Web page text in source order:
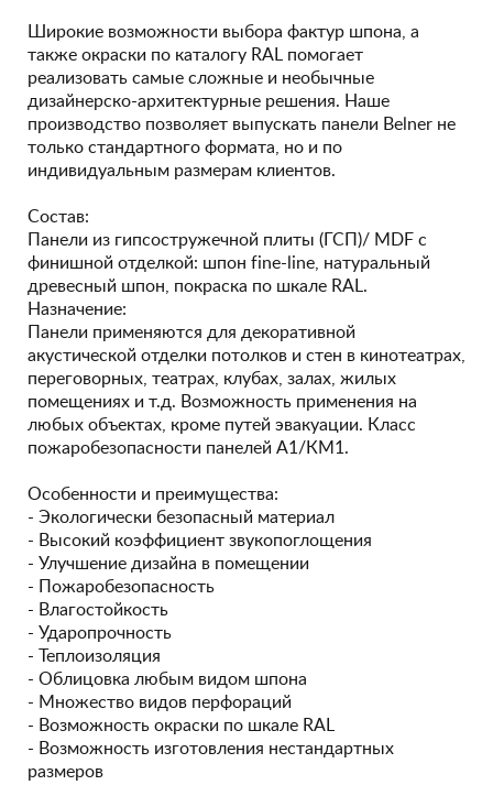
Широкие возможности выбора фактур шпона, а
также окраски по каталогу RAL помогает
реализовать самые сложные и необычные
дизайнерско-архитектурные решения. Наше
производство позволяет выпускать панели Belner не
только стандартного формата, но и по
индивидуальным размерам клиентов.
Состав:
Панели из гипсостружечной плиты (ГСП)/ MDF с
финишной отделкой: шпон fine-line, натуральный
древесный шпон, покраска по шкале RAL.
Назначение:
Панели применяются для декоративной
акустической отделки потолков и стен в кинотеатрах,
переговорных, театрах, клубах, залах, жилых
помещениях и т.д. Возможность применения на
любых объектах, кроме путей эвакуации. Класс
пожаробезопасности панелей А1/КМ1.
Особенности и преимущества:
- Экологически безопасный материал
- Высокий коэффициент звукопоглощения
- Улучшение дизайна в помещении
- Пожаробезопасность
- Влагостойкость
- Ударопрочность
- Теплоизоляция
- Облицовка любым видом шпона
- Множество видов перфораций
- Возможность окраски по шкале RAL
- Возможность изготовления нестандартных
размеров